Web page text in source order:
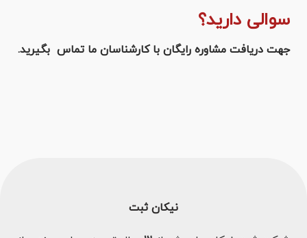
سوالی دارید؟
جهت دریافت مشاوره رایگان با کارشناسان ما تماس بگیرید.
نیکان ثبت